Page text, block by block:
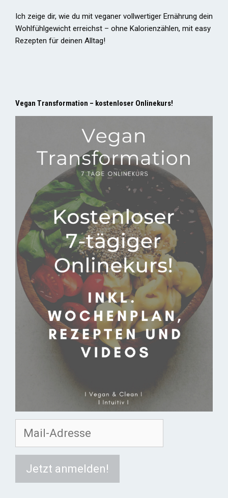
Ich zeige dir, wie du mit veganer vollwertiger Ernährung dein
Wohlfühlgewicht erreichst – ohne Kalorienzählen, mit easy
Rezepten für deinen Alltag!
Vegan Transformation – kostenloser Onlinekurs!